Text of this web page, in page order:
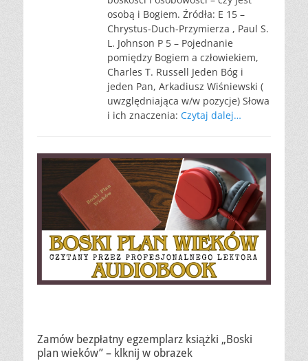
osobą i Bogiem. Źródła: E 15 –
Chrystus-Duch-Przymierza , Paul S.
L. Johnson P 5 – Pojednanie
pomiędzy Bogiem a człowiekiem,
Charles T. Russell Jeden Bóg i
jeden Pan, Arkadiusz Wiśniewski (
uwzględniająca w/w pozycje) Słowa
i ich znaczenia: Czytaj dalej…
Zamów bezpłatny egzemplarz książki „Boski
plan wieków” – klknij w obrazek